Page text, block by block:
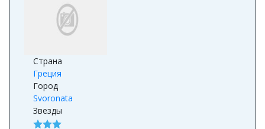
Страна
Греция
Город
Svoronata
Звезды